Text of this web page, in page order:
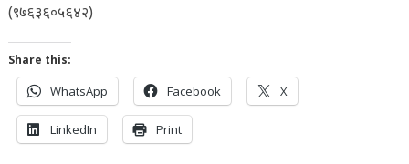
(९७६३६०५६४२)
Share this:
WhatsApp Facebook X
LinkedIn Print